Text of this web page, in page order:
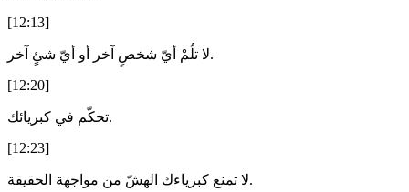
[12:13]
لا تلُمْ أيّ شخصٍ آخر أو أيّ شئٍ آخر.
[12:20]
تحكّم في كبريائك.
[12:23]
لا تمنع كبرياءك الهشّ من مواجهة الحقيقة.